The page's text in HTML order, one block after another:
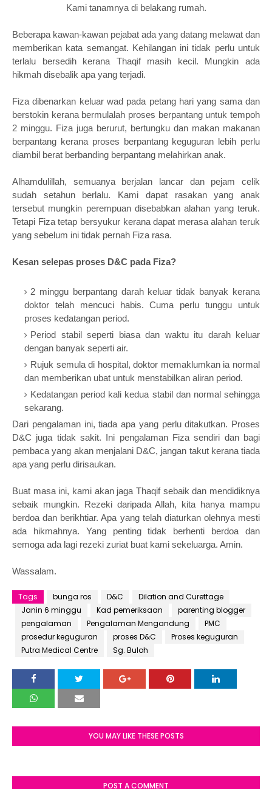
Kami tanamnya di belakang rumah.
Beberapa kawan-kawan pejabat ada yang datang melawat dan
memberikan kata semangat. Kehilangan ini tidak perlu untuk
terlalu bersedih kerana Thaqif masih kecil. Mungkin ada
hikmah disebalik apa yang terjadi.
Fiza dibenarkan keluar wad pada petang hari yang sama dan
berstokin kerana bermulalah proses berpantang untuk tempoh
2 minggu. Fiza juga berurut, bertungku dan makan makanan
berpantang kerana proses berpantang keguguran lebih perlu
diambil berat berbanding berpantang melahirkan anak.
Alhamdulillah, semuanya berjalan lancar dan pejam celik
sudah setahun berlalu. Kami dapat rasakan yang anak
tersebut mungkin perempuan disebabkan alahan yang teruk.
Tetapi Fiza tetap bersyukur kerana dapat merasa alahan teruk
yang sebelum ini tidak pernah Fiza rasa.
Kesan selepas proses D&C pada Fiza?
2 minggu berpantang darah keluar tidak banyak kerana
doktor telah mencuci habis. Cuma perlu tunggu untuk
proses kedatangan period.
Period stabil seperti biasa dan waktu itu darah keluar
dengan banyak seperti air.
Rujuk semula di hospital, doktor memaklumkan ia normal
dan memberikan ubat untuk menstabilkan aliran period.
Kedatangan period kali kedua stabil dan normal sehingga
sekarang.
Dari pengalaman ini, tiada apa yang perlu ditakutkan. Proses
D&C juga tidak sakit. Ini pengalaman Fiza sendiri dan bagi
pembaca yang akan menjalani D&C, jangan takut kerana tiada
apa yang perlu dirisaukan.
Buat masa ini, kami akan jaga Thaqif sebaik dan mendidiknya
sebaik mungkin. Rezeki daripada Allah, kita hanya mampu
berdoa dan berikhtiar. Apa yang telah diaturkan olehnya mesti
ada hikmahnya. Yang penting tidak berhenti berdoa dan
semoga ada lagi rezeki zuriat buat kami sekeluarga. Amin.
Wassalam.
Tags bunga ros D&C
Dilation and Curettage
Janin 6 minggu
Kad pemeriksaan
parenting blogger
pengalaman
Pengalaman Mengandung
PMC
prosedur keguguran
proses D&C
Proses keguguran
Putra Medical Centre
Sg. Buloh
YOU MAY LIKE THESE POSTS
POST A COMMENT